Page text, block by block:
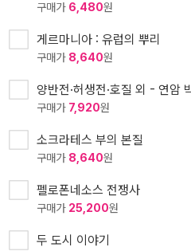
구매가 6,480원
게르마니아 : 유럽의 뿌리
구매가 8,640원
양반전·허생전·호질 외 - 연암
구매가 7,920원
소크라테스 부의 본질
구매가 8,640원
펠로폰네소스 전쟁사
구매가 25,200원
두 도시 이야기